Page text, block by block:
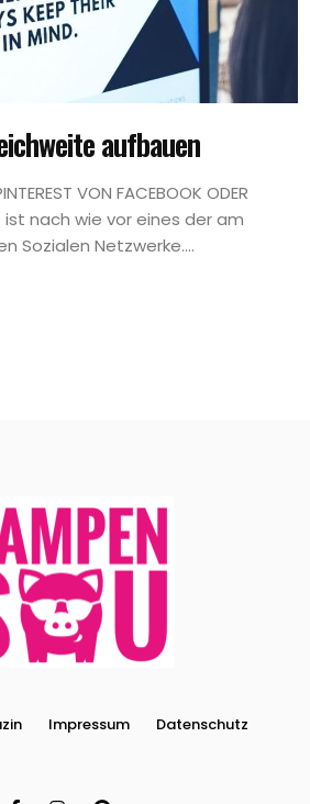
aufbauen
VON FACEBOOK ODER
ist nach wie vor eines der am
Sozialen Netzwerke....
Impressum Datenschutz